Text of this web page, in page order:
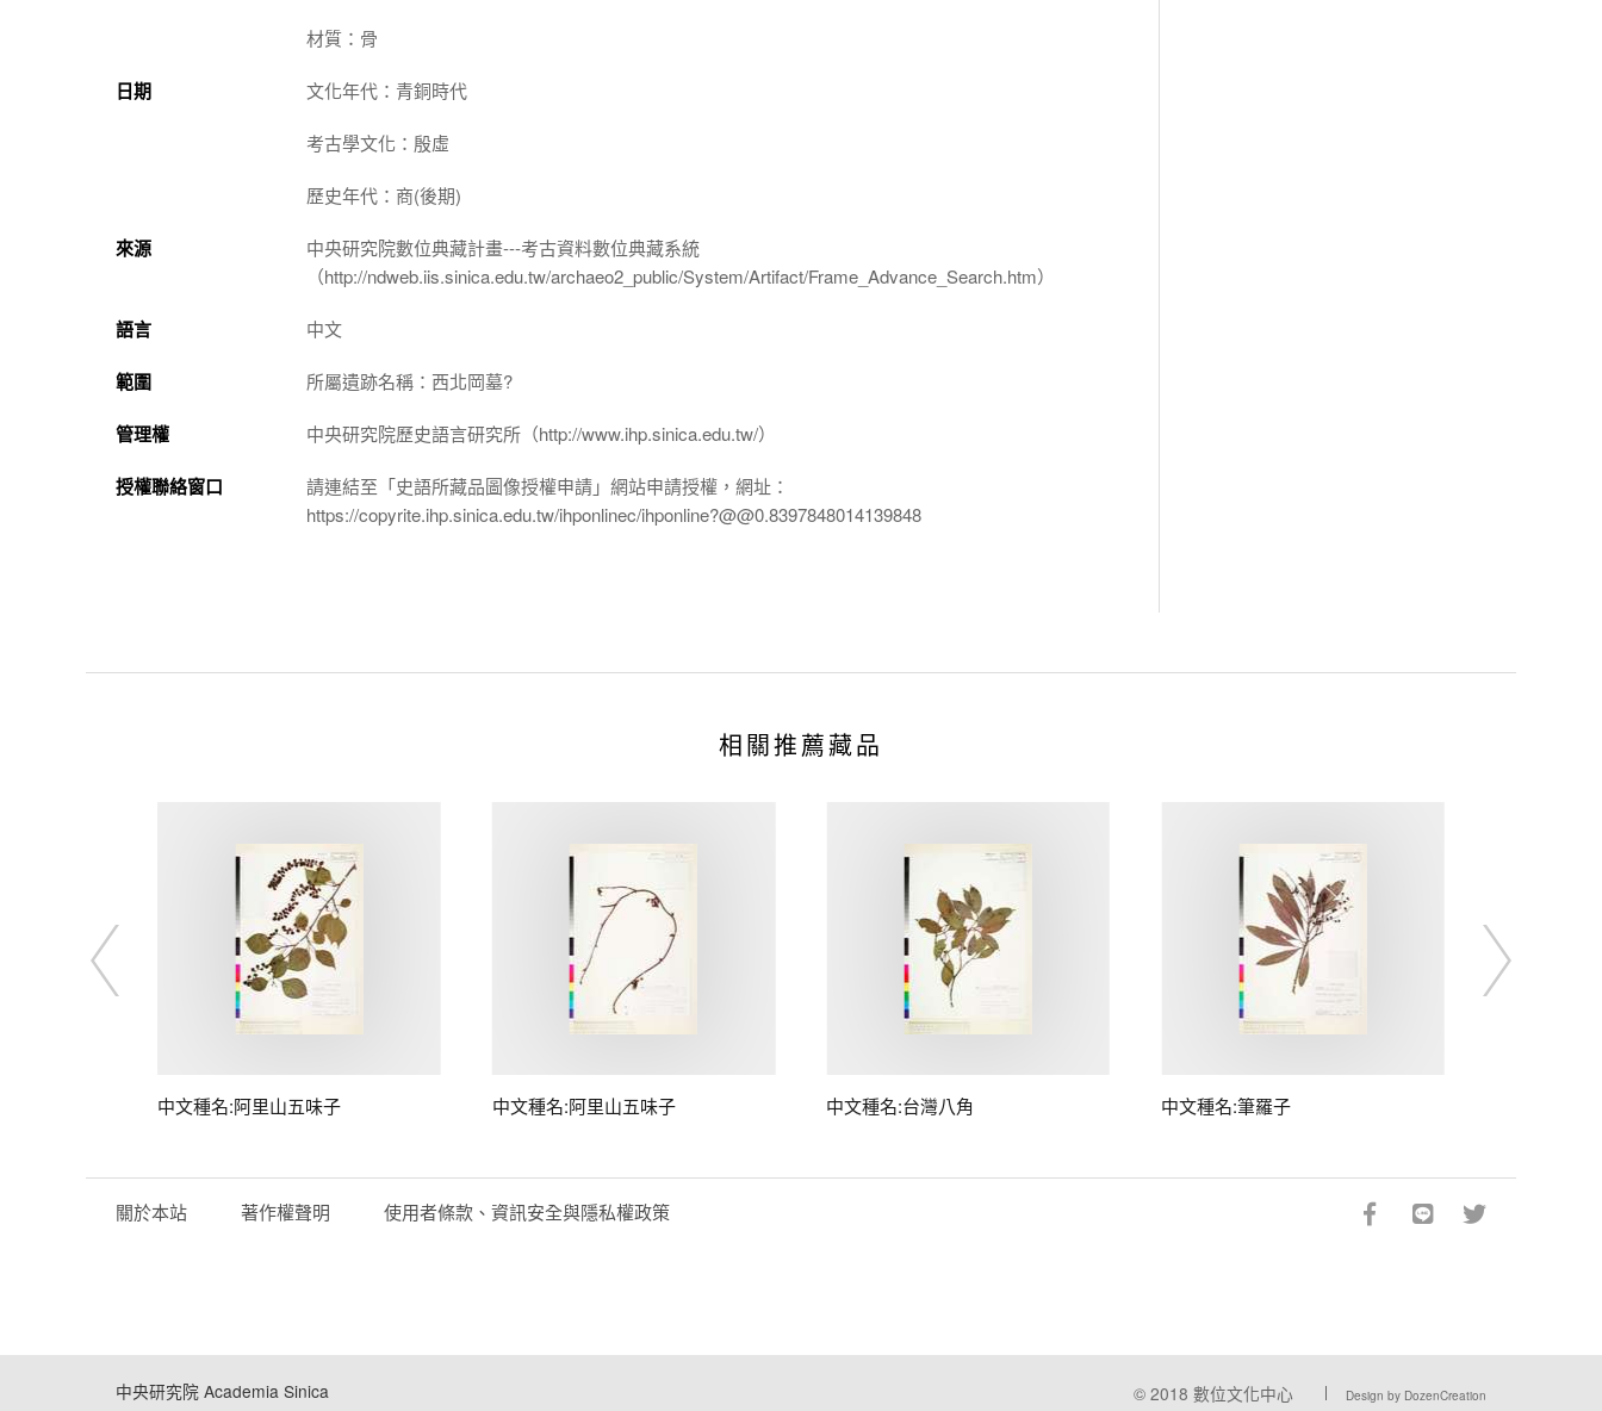
材質：骨
日期 文化年代：青銅時代
考古學文化：殷虛
歷史年代：商(後期)
來源
中央研究院數位典藏計畫---考古資料數位典藏系統
（http://ndweb.iis.sinica.edu.tw/archaeo2_public/System/Artifact/Frame_Advance_Search.htm）
語言 中文
範圍 所屬遺跡名稱：西北岡墓?
管理權 中央研究院歷史語言研究所（http://www.ihp.sinica.edu.tw/）
授權聯絡窗口
請連結至「史語所藏品圖像授權申請」網站申請授權，網址：
https://copyrite.ihp.sinica.edu.tw/ihponlinec/ihponline?@@0.8397848014139848
相關推薦藏品
中文種名:阿里山五味子 中文種名:阿里山五味子 中文種名:台灣八角 中文種名:筆羅子
關於本站 著作權聲明 使用者條款、資訊安全與隱私權政策
中央研究院 Academia Sinica © 2018 數位文化中心 Design by DozenCreation